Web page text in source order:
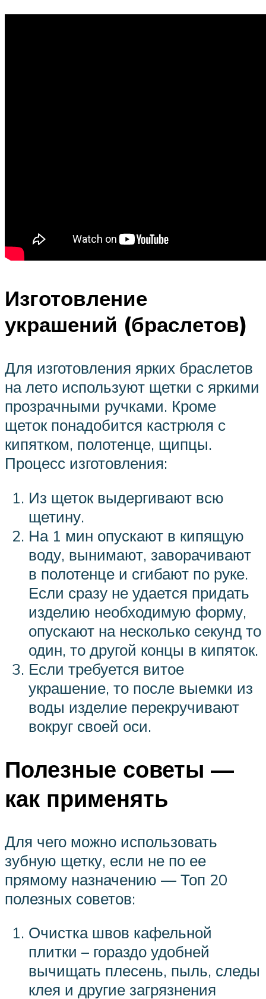
Изготовление
украшений (браслетов)
Для изготовления ярких браслетов
на лето используют щетки с яркими
прозрачными ручками. Кроме
щеток понадобится кастрюля с
кипятком, полотенце, щипцы.
Процесс изготовления:
Из щеток выдергивают всю
щетину.
На 1 мин опускают в кипящую
воду, вынимают, заворачивают
в полотенце и сгибают по руке.
Если сразу не удается придать
изделию необходимую форму,
опускают на несколько секунд то
один, то другой концы в кипяток.
Если требуется витое
украшение, то после выемки из
воды изделие перекручивают
вокруг своей оси.
Полезные советы —
как применять
Для чего можно использовать
зубную щетку, если не по ее
прямому назначению — Топ 20
полезных советов:
Очистка швов кафельной
плитки – гораздо удобней
вычищать плесень, пыль, следы
клея и другие загрязнения